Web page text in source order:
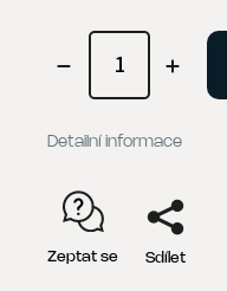
Detailní informace
Zeptat se Sdílet